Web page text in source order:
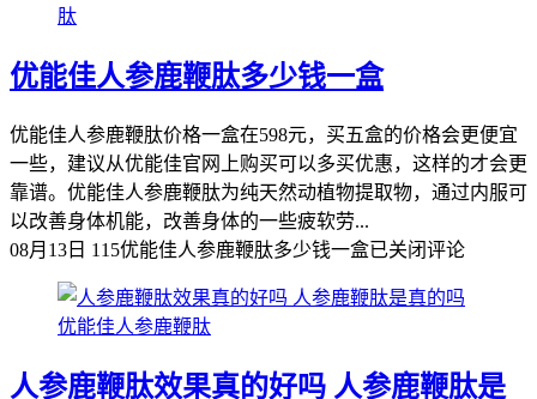
肽
优能佳人参鹿鞭肽多少钱一盒
优能佳人参鹿鞭肽价格一盒在598元，买五盒的价格会更便宜
一些，建议从优能佳官网上购买可以多买优惠，这样的才会更
靠谱。优能佳人参鹿鞭肽为纯天然动植物提取物，通过内服可
以改善身体机能，改善身体的一些疲软劳...
08月13日 115优能佳人参鹿鞭肽多少钱一盒已关闭评论
优能佳人参鹿鞭肽
人参鹿鞭肽效果真的好吗 人参鹿鞭肽是